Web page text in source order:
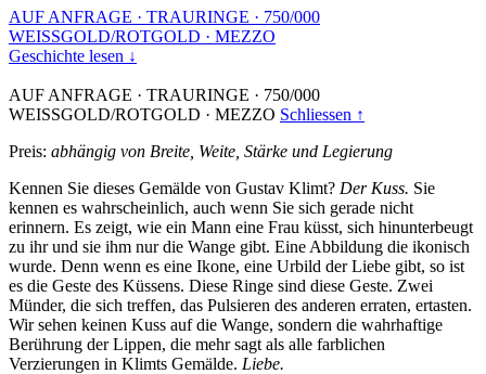
AUF ANFRAGE · TRAURINGE · 750/000
WEISSGOLD/ROTGOLD · MEZZO
Geschichte lesen ↓
AUF ANFRAGE · TRAURINGE · 750/000
WEISSGOLD/ROTGOLD · MEZZO Schliessen ↑
Preis: abhängig von Breite, Weite, Stärke und Legierung
Kennen Sie dieses Gemälde von Gustav Klimt? Der Kuss. Sie
kennen es wahrscheinlich, auch wenn Sie sich gerade nicht
erinnern. Es zeigt, wie ein Mann eine Frau küsst, sich hinunterbeugt
zu ihr und sie ihm nur die Wange gibt. Eine Abbildung die ikonisch
wurde. Denn wenn es eine Ikone, eine Urbild der Liebe gibt, so ist
es die Geste des Küssens. Diese Ringe sind diese Geste. Zwei
Münder, die sich treffen, das Pulsieren des anderen erraten, ertasten.
Wir sehen keinen Kuss auf die Wange, sondern die wahrhaftige
Berührung der Lippen, die mehr sagt als alle farblichen
Verzierungen in Klimts Gemälde. Liebe.